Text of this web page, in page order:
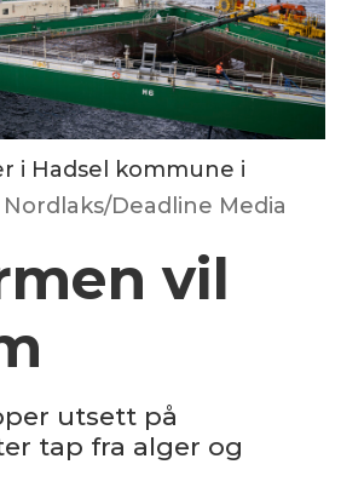
i Hadsel kommune i
Deadline Media
vil
utsett på
tap fra alger og